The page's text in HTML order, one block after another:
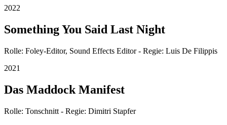
2022
Something You Said Last Night
Rolle: Foley-Editor, Sound Effects Editor - Regie: Luis De Filippis
2021
Das Maddock Manifest
Rolle: Tonschnitt - Regie: Dimitri Stapfer